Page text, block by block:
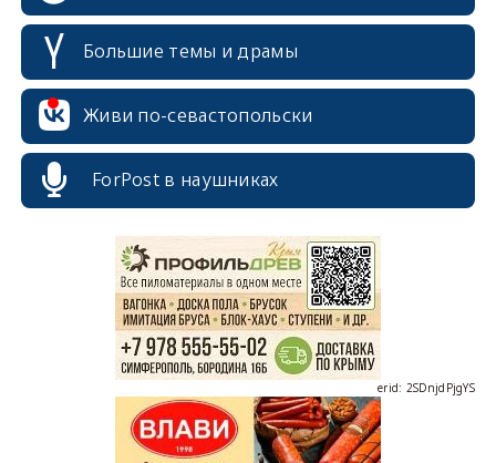
Большие темы и драмы
Живи по-севастопольски
ForPost в наушниках
erid: 2SDnjdPjgYS